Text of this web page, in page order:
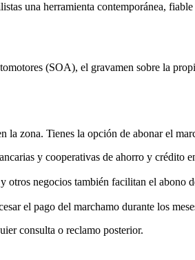
una herramienta contemporánea,
(SOA), el gravamen sobre la
la zona. Tienes la opción de abonar el
y cooperativas de ahorro y crédito
otros negocios también facilitan el
el pago del marchamo durante los
consulta o reclamo posterior.